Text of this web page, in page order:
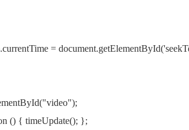
=
() { timeUpdate(); };